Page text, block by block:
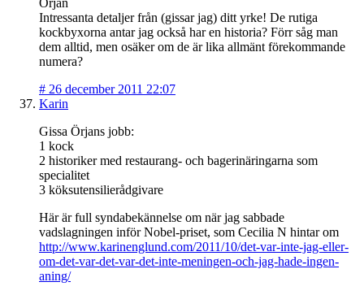
Intressanta detaljer från (gissar jag) ditt yrke! De rutiga
kockbyxorna antar jag också har en historia? Förr såg man
dem alltid, men osäker om de är lika allmänt förekommande
numera?
# 26 december 2011 22:07
Karin
Gissa Örjans jobb:
1 kock
2 historiker med restaurang- och bagerinäringarna som
specialitet
3 köksutensilierådgivare
Här är full syndabekännelse om när jag sabbade
vadslagningen inför Nobel-priset, som Cecilia N hintar om
http://www.karinenglund.com/2011/10/det-var-inte-jag-eller-
om-det-var-det-var-det-inte-meningen-och-jag-hade-ingen-
aning/